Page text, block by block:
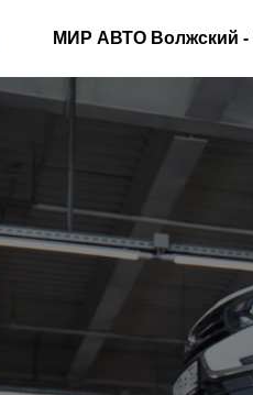
МИР АВТО Волжский